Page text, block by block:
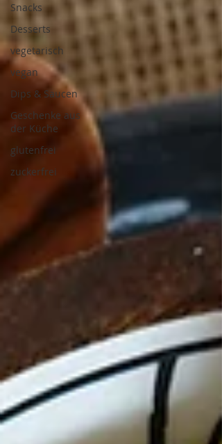
Snacks
Desserts
vegetarisch
vegan
Dips & Saucen
Geschenke aus
der Küche
glutenfrei
zuckerfrei